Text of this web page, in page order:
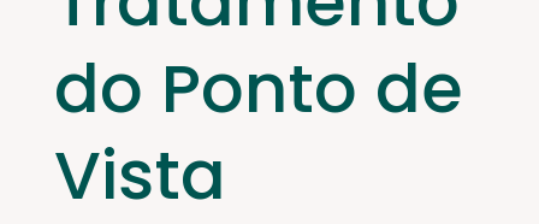
do Ponto de
Vista